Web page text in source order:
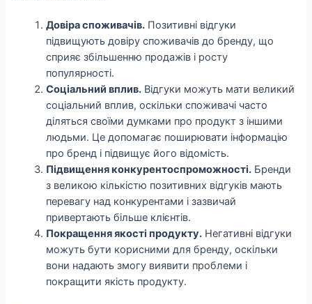
Довіра споживачів. Позитивні відгуки
підвищують довіру споживачів до бренду, що
сприяє збільшенню продажів і росту
популярності.
Соціальний вплив. Відгуки можуть мати великий
соціальний вплив, оскільки споживачі часто
діляться своїми думками про продукт з іншими
людьми. Це допомагає поширювати інформацію
про бренд і підвищує його відомість.
Підвищення конкурентоспроможності. Бренди
з великою кількістю позитивних відгуків мають
перевагу над конкурентами і зазвичай
привертають більше клієнтів.
Покращення якості продукту. Негативні відгуки
можуть бути корисними для бренду, оскільки
вони надають змогу виявити проблеми і
покращити якість продукту.